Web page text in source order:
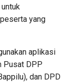
yang
aplikasi
Pusat DPP
dan DPD